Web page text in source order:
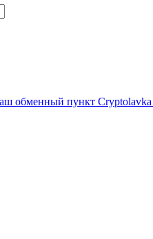
обменный пункт Cryptolavka